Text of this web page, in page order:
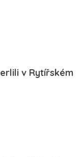
v Rytířském